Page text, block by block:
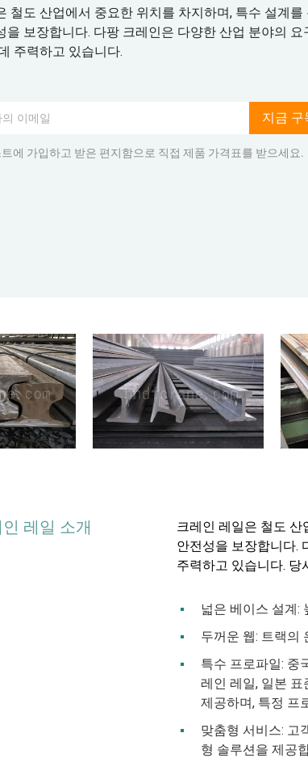
철도 산업에서 중요한 위치를 차지하며, 특수 설계
을 보장합니다. 다팡 크레인은 다양한 산업 분야의
주력하고 있습니다.
지금 구
에 가입하고 받은 편지함으로 직접 제품 가격표를 받으세요.
레일 소개
크레인 레일은 철도
안전성을 보장합니다.
주력하고 있습니다.
넓은 베이스 설계:
두꺼운 웹: 트랙의
특수 프로파일: 중
레인 레일, 일본
제공하며, 특정 프
맞춤형 서비스: 고
형 솔루션을 제공